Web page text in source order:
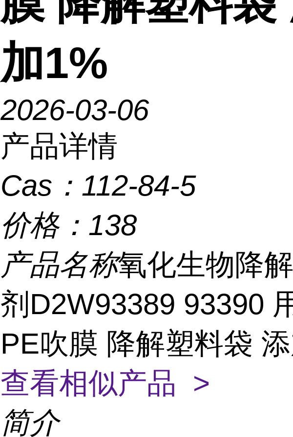
加1%
2026-03-06
产品详情
Cas： 112-84-5
价格： 138
产品名称氧化生物降
剂D2W93389 93390
PE吹膜 降解塑料袋
查看相似产品 >
简介